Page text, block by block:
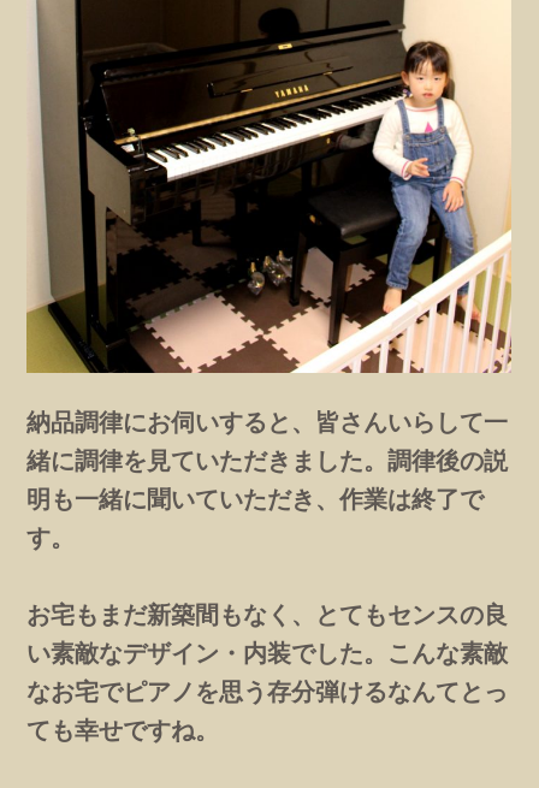
納品調律にお伺いすると、皆さんいらして一
緒に調律を見ていただきました。調律後の説
明も一緒に聞いていただき、作業は終了で
す。
お宅もまだ新築間もなく、とてもセンスの良
い素敵なデザイン・内装でした。こんな素敵
なお宅でピアノを思う存分弾けるなんてとっ
ても幸せですね。